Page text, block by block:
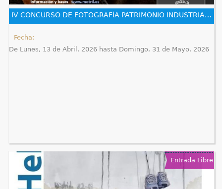
e
t
IV CONCURSO DE FOTOGRAFÍA PATRIMONIO INDUSTRIAL DEL AZÚCAR EN MOTRIL
Fecha:
De Lunes, 13 de Abril, 2026hasta Domingo, 31 de Mayo, 2026
Entrada Libre